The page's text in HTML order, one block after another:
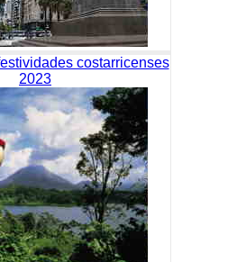
costarricenses
2023